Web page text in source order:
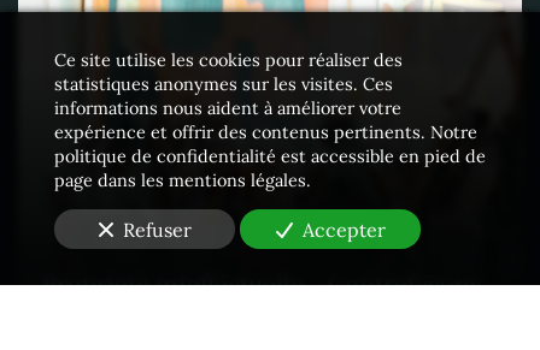
Propriété intellectuelle - Contrefaçons
Ce site utilise les cookies pour réaliser des
statistiques anonymes sur les visites. Ces
informations nous aident à améliorer votre
expérience et offrir des contenus pertinents. Notre
politique de confidentialité est accessible en pied de
page dans les mentions légales.
Refuser Accepter